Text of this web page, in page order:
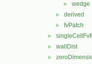
► wedge
► derived
► fvPatch
►
► wallDist
►